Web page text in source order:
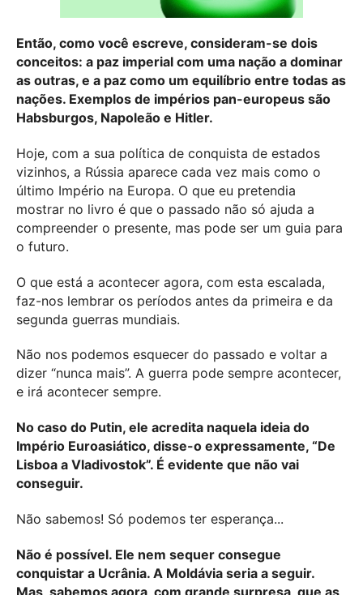
Então, como você escreve, consideram-se dois
conceitos: a paz imperial com uma nação a dominar
as outras, e a paz como um equilíbrio entre todas as
nações. Exemplos de impérios pan-europeus são
Habsburgos, Napoleão e Hitler.
Hoje, com a sua política de conquista de estados
vizinhos, a Rússia aparece cada vez mais como o
último Império na Europa. O que eu pretendia
mostrar no livro é que o passado não só ajuda a
compreender o presente, mas pode ser um guia para
o futuro.
O que está a acontecer agora, com esta escalada,
faz-nos lembrar os períodos antes da primeira e da
segunda guerras mundiais.
Não nos podemos esquecer do passado e voltar a
dizer “nunca mais”. A guerra pode sempre acontecer,
e irá acontecer sempre.
No caso do Putin, ele acredita naquela ideia do
Império Euroasiático, disse-o expressamente, “De
Lisboa a Vladivostok”. É evidente que não vai
conseguir.
Não sabemos! Só podemos ter esperança...
Não é possível. Ele nem sequer consegue
conquistar a Ucrânia. A Moldávia seria a seguir.